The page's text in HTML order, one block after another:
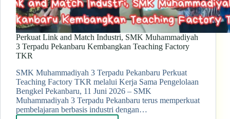
Perkuat Link and Match Industri, SMK Muhammadiyah
3 Terpadu Pekanbaru Kembangkan Teaching Factory
TKR
SMK Muhammadiyah 3 Terpadu Pekanbaru Perkuat
Teaching Factory TKR melalui Kerja Sama Pengelolaan
Bengkel Pekanbaru, 11 Juni 2026 – SMK
Muhammadiyah 3 Terpadu Pekanbaru terus memperkuat
pembelajaran berbasis industri dengan…